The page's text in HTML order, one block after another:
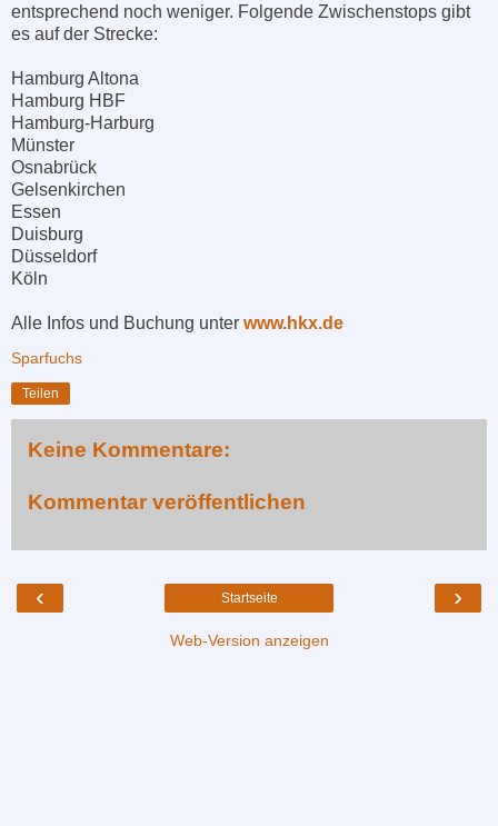
entsprechend noch weniger. Folgende Zwischenstops gibt
es auf der Strecke:
Hamburg Altona
Hamburg HBF
Hamburg-Harburg
Münster
Osnabrück
Gelsenkirchen
Essen
Duisburg
Düsseldorf
Köln
Alle Infos und Buchung unter www.hkx.de
Sparfuchs
Teilen
Keine Kommentare:
Kommentar veröffentlichen
‹ ›
Startseite
Web-Version anzeigen